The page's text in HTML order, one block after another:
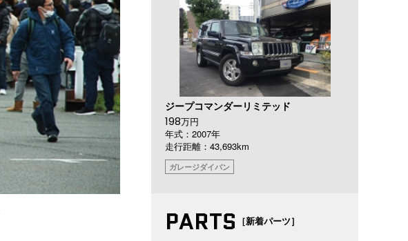
ジープコマンダーリミテッド
198万円
年式：2007年
走行距離：43,693km
ガレージダイバン
PARTS ［新着パーツ］